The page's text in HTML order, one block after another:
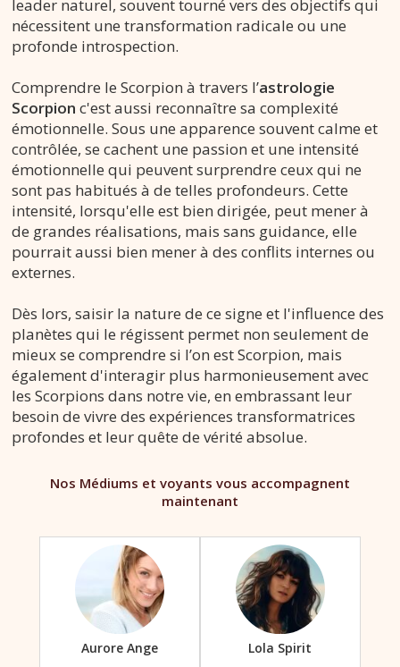
leader naturel, souvent tourné vers des objectifs qui
nécessitent une transformation radicale ou une
profonde introspection.
Comprendre le Scorpion à travers l’astrologie
Scorpion c'est aussi reconnaître sa complexité
émotionnelle. Sous une apparence souvent calme et
contrôlée, se cachent une passion et une intensité
émotionnelle qui peuvent surprendre ceux qui ne
sont pas habitués à de telles profondeurs. Cette
intensité, lorsqu'elle est bien dirigée, peut mener à
de grandes réalisations, mais sans guidance, elle
pourrait aussi bien mener à des conflits internes ou
externes.
Dès lors, saisir la nature de ce signe et l'influence des
planètes qui le régissent permet non seulement de
mieux se comprendre si l’on est Scorpion, mais
également d'interagir plus harmonieusement avec
les Scorpions dans notre vie, en embrassant leur
besoin de vivre des expériences transformatrices
profondes et leur quête de vérité absolue.
Nos Médiums et voyants vous accompagnent
maintenant
Aurore Ange Lola Spirit